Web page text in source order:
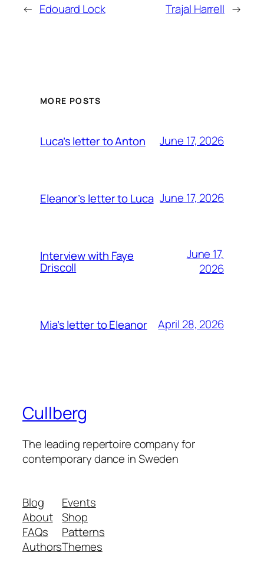
← Edouard Lock Trajal Harrell →
MORE POSTS
Luca’s letter to Anton June 17, 2026
Eleanor’s letter to Luca June 17, 2026
Interview with Faye
Driscoll
June 17,
2026
Mia’s letter to Eleanor April 28, 2026
Cullberg
The leading repertoire company for
contemporary dance in Sweden
Blog
About
FAQs
Authors
Events
Shop
Patterns
Themes